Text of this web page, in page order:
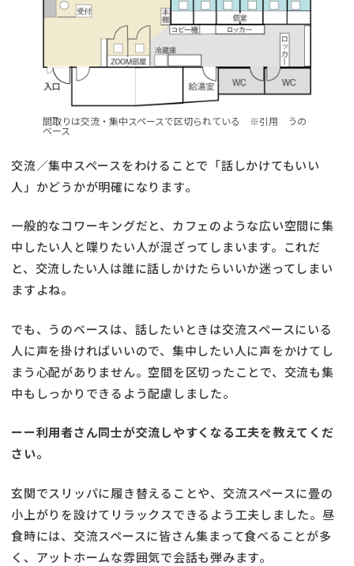
間取りは交流・集中スペースで区切られている ※引用 うの
ベース
交流／集中スペースをわけることで「話しかけてもいい
人」かどうかが明確になります。
一般的なコワーキングだと、カフェのような広い空間に集
中したい人と喋りたい人が混ざってしまいます。これだ
と、交流したい人は誰に話しかけたらいいか迷ってしまい
ますよね。
でも、うのベースは、話したいときは交流スペースにいる
人に声を掛ければいいので、集中したい人に声をかけてし
まう心配がありません。空間を区切ったことで、交流も集
中もしっかりできるよう配慮しました。
ーー利用者さん同士が交流しやすくなる工夫を教えてくだ
さい。
玄関でスリッパに履き替えることや、交流スペースに畳の
小上がりを設けてリラックスできるよう工夫しました。昼
食時には、交流スペースに皆さん集まって食べることが多
く、アットホームな雰囲気で会話も弾みます。